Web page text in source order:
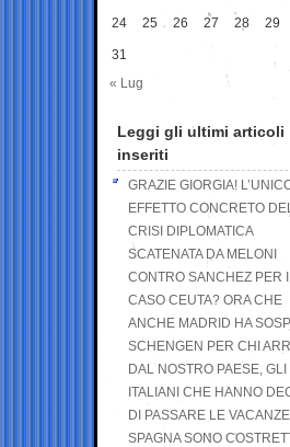
24 25 26 27 28 29
31
« Lug
Leggi gli ultimi articoli
inseriti
GRAZIE GIORGIA!
EFFETTO CONCRETO
CRISI DIPLOMATICA
SCATENATA DA MELONI
CONTRO SANCHEZ PER
CASO CEUTA? ORA CHE
ANCHE MADRID HA
SCHENGEN PER CHI
DAL NOSTRO PAESE, GLI
ITALIANI CHE HANNO
DI PASSARE LE
SPAGNA SONO